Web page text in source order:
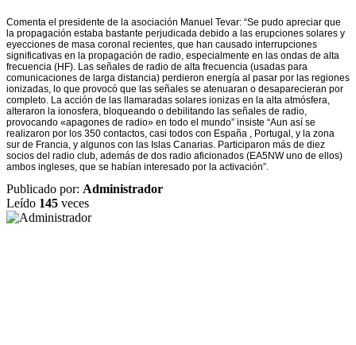
Comenta el presidente de la asociación Manuel Tevar: “Se pudo apreciar que
la propagación estaba bastante perjudicada debido a las erupciones solares y
eyecciones de masa coronal recientes, que han causado interrupciones
significativas en la propagación de radio, especialmente en las ondas de alta
frecuencia (HF). Las señales de radio de alta frecuencia (usadas para
comunicaciones de larga distancia) perdieron energía al pasar por las regiones
ionizadas, lo que provocó que las señales se atenuaran o desaparecieran por
completo. La acción de las llamaradas solares ionizas en la alta atmósfera,
alteraron la ionosfera, bloqueando o debilitando las señales de radio,
provocando «apagones de radio» en todo el mundo” insiste “Aun así se
realizaron por los 350 contactos, casi todos con España , Portugal, y la zona
sur de Francia, y algunos con las Islas Canarias. Participaron más de diez
socios del radio club, además de dos radio aficionados (EA5NW uno de ellos)
ambos ingleses, que se habían interesado por la activación”.
Publicado por: Administrador
Leído 145 veces